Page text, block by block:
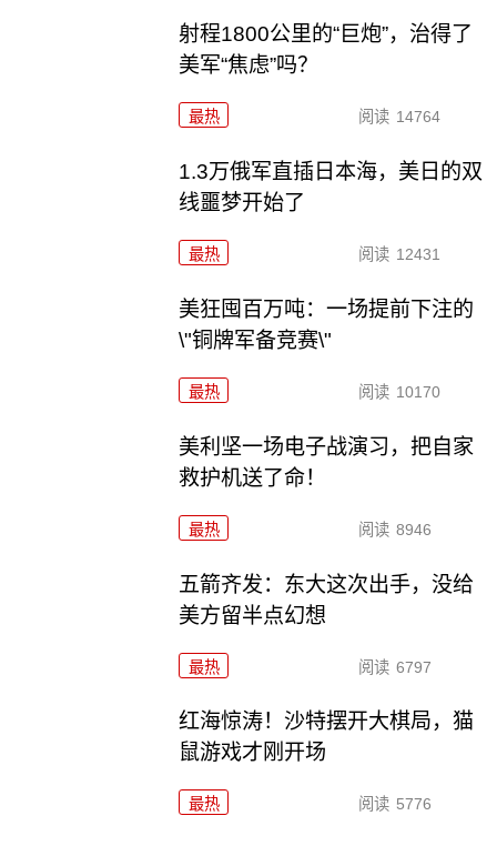
射程1800公里的“巨炮”，治得了
美军“焦虑”吗？
最热 阅读 14764
1.3万俄军直插日本海，美日的双
线噩梦开始了
最热 阅读 12431
美狂囤百万吨：一场提前下注的
\"铜牌军备竞赛\"
最热 阅读 10170
美利坚一场电子战演习，把自家
救护机送了命！
最热 阅读 8946
五箭齐发：东大这次出手，没给
美方留半点幻想
最热 阅读 6797
红海惊涛！沙特摆开大棋局，猫
鼠游戏才刚开场
最热 阅读 5776